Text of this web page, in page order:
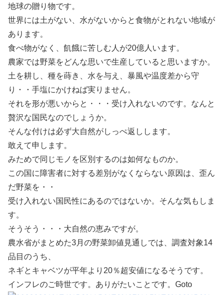
地球の贈り物です。
世界には土がない、水がないからと食物がとれない地域が
あります。
食べ物がなく、飢餓に苦しむ人が20億人います。
農家では野菜をどんな思いで生産していると思いますか。
土を耕し、種を蒔き、水を与え、暴風や温度差から守
り・・手塩にかけねば実りません。
それを形が悪いからと・・・受け入れないのです。なんと
贅沢な国民なのでしょうか。
そんな付けは必ず大自然がしっぺ返しします。
敢えて申します。
みためで同じモノを区別するのは如何なものか。
この国に障害者に対する差別がなくならない原因は、歪ん
だ野菜を・・
受け入れない国民性にあるのではないか。そんな気もしま
す。
そうそう・・・大自然の恵みですが。
農水省がまとめた3月の野菜卸値見通しでは、調査対象14
品目のうち、
ネギとキャベツが平年より20％超安値になるそうです。
インフレのご時世です。ありがたいことです。Goto